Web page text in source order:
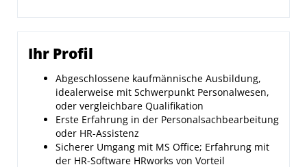
Ihr Profil
Abgeschlossene kaufmännische Ausbildung,
idealerweise mit Schwerpunkt Personalwesen,
oder vergleichbare Qualifikation
Erste Erfahrung in der Personalsachbearbeitung
oder HR-Assistenz
Sicherer Umgang mit MS Office; Erfahrung mit
der HR-Software HRworks von Vorteil